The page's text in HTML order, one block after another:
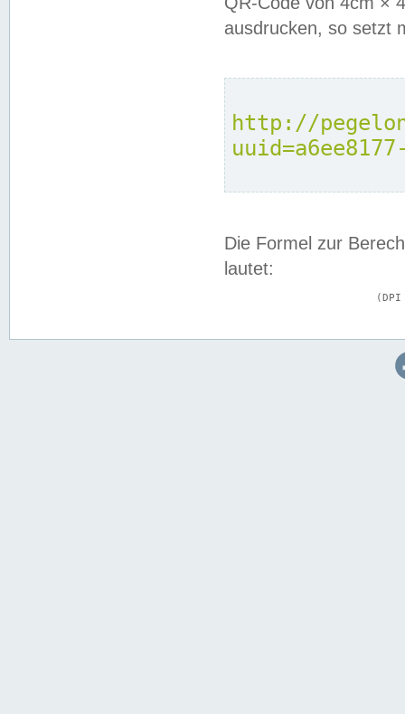
ausdrucken, so setzt
http://
Die Formel zur
lautet: